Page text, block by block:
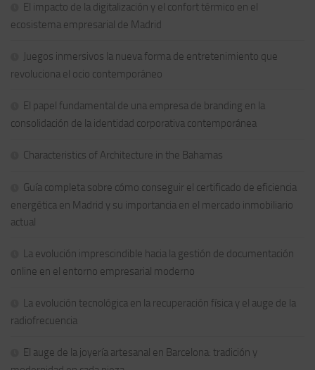
El impacto de la digitalización y el confort térmico en el
ecosistema empresarial de Madrid
Juegos inmersivos la nueva forma de entretenimiento que
revoluciona el ocio contemporáneo
El papel fundamental de una empresa de branding en la
consolidación de la identidad corporativa contemporánea
Characteristics of Architecture in the Bahamas
Guía completa sobre cómo conseguir el certificado de eficiencia
energética en Madrid y su importancia en el mercado inmobiliario
actual
La evolución imprescindible hacia la gestión de documentación
online en el entorno empresarial moderno
La evolución tecnológica en la recuperación física y el auge de la
radiofrecuencia
El auge de la joyería artesanal en Barcelona: tradición y